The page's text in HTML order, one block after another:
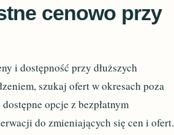
cenowo przy
i dostępność przy dłuższych
szukaj ofert w okresach poza
opcje z bezpłatnym
do zmieniających się cen i ofert.